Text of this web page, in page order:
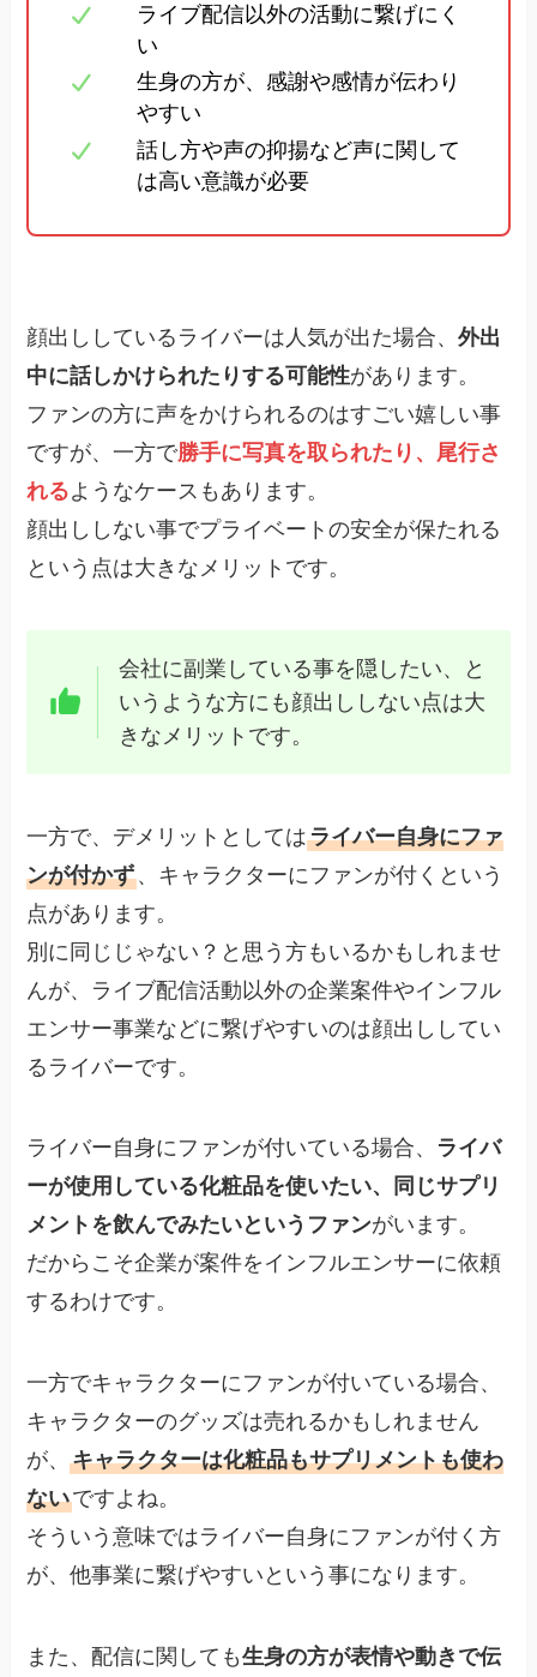
ライブ配信以外の活動に繋げにく
い
生身の方が、感謝や感情が伝わり
やすい
話し方や声の抑揚など声に関して
は高い意識が必要
顔出ししているライバーは人気が出た場合、外出
中に話しかけられたりする可能性があります。
ファンの方に声をかけられるのはすごい嬉しい事
ですが、一方で勝手に写真を取られたり、尾行さ
れるようなケースもあります。
顔出ししない事でプライベートの安全が保たれる
という点は大きなメリットです。
会社に副業している事を隠したい、と
いうような方にも顔出ししない点は大
きなメリットです。
一方で、デメリットとしてはライバー自身にファ
ンが付かず、キャラクターにファンが付くという
点があります。
別に同じじゃない？と思う方もいるかもしれませ
んが、ライブ配信活動以外の企業案件やインフル
エンサー事業などに繋げやすいのは顔出ししてい
るライバーです。
ライバー自身にファンが付いている場合、 ライバ
ーが使用している化粧品を使いたい、同じサプリ
メントを飲んでみたいというファンがいます。
だからこそ企業が案件をインフルエンサーに依頼
するわけです。
一方でキャラクターにファンが付いている場合、
キャラクターのグッズは売れるかもしれません
が、キャラクターは化粧品もサプリメントも使わ
ないですよね。
そういう意味ではライバー自身にファンが付く方
が、他事業に繋げやすいという事になります。
また、配信に関しても生身の方が表情や動きで伝